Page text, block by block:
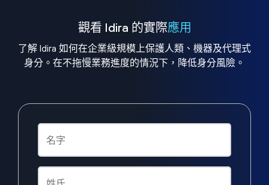
觀看 Idira 的實際應用
了解 Idira 如何在企業級規模上保護人類、機器及代理式
身分。在不拖慢業務進度的情況下，降低身分風險。